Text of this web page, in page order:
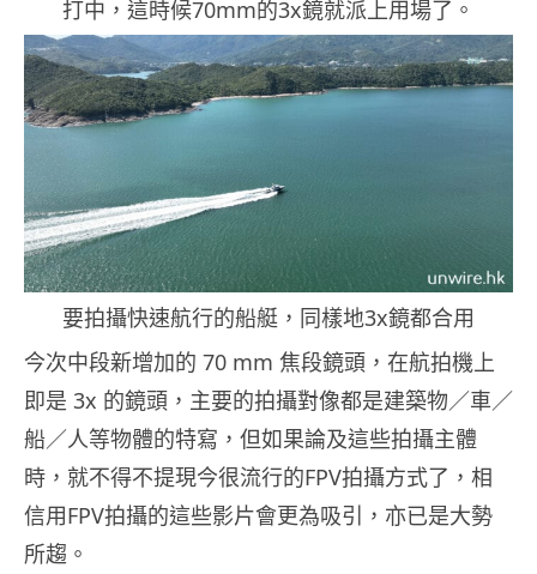
打中，這時候70mm的3x鏡就派上用場了。
要拍攝快速航行的船艇，同樣地3x鏡都合用
今次中段新增加的 70 mm 焦段鏡頭，在航拍機上
即是 3x 的鏡頭，主要的拍攝對像都是建築物／車／
船／人等物體的特寫，但如果論及這些拍攝主體
時，就不得不提現今很流行的FPV拍攝方式了，相
信用FPV拍攝的這些影片會更為吸引，亦已是大勢
所趨。